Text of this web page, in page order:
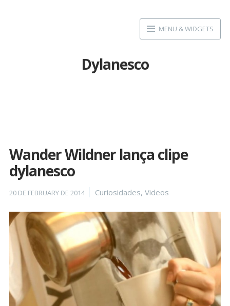
MENU & WIDGETS
Dylanesco
Wander Wildner lança clipe
dylanesco
Posted
20 DE FEBRUARY DE 2014 Categories
Curiosidades, Videos